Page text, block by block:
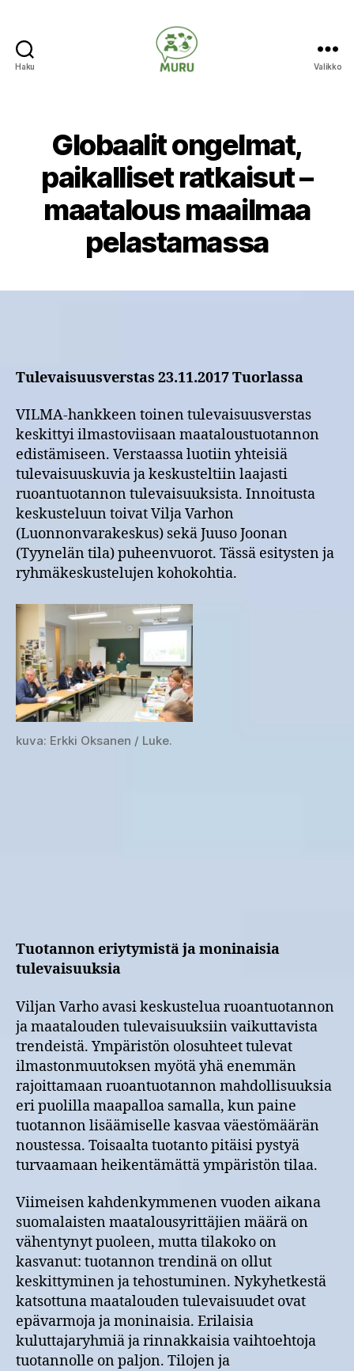
Haku Valikko
Globaalit ongelmat,
paikalliset ratkaisut –
maatalous maailmaa
pelastamassa
Tulevaisuusverstas 23.11.2017 Tuorlassa
VILMA-hankkeen toinen tulevaisuusverstas
keskittyi ilmastoviisaan maataloustuotannon
edistämiseen. Verstaassa luotiin yhteisiä
tulevaisuuskuvia ja keskusteltiin laajasti
ruoantuotannon tulevaisuuksista. Innoitusta
keskusteluun toivat Vilja Varhon
(Luonnonvarakeskus) sekä Juuso Joonan
(Tyynelän tila) puheenvuorot. Tässä esitysten ja
ryhmäkeskustelujen kohokohtia.
kuva: Erkki Oksanen / Luke.
Tuotannon eriytymistä ja moninaisia
tulevaisuuksia
Viljan Varho avasi keskustelua ruoantuotannon
ja maatalouden tulevaisuuksiin vaikuttavista
trendeistä. Ympäristön olosuhteet tulevat
ilmastonmuutoksen myötä yhä enemmän
rajoittamaan ruoantuotannon mahdollisuuksia
eri puolilla maapalloa samalla, kun paine
tuotannon lisäämiselle kasvaa väestömäärän
noustessa. Toisaalta tuotanto pitäisi pystyä
turvaamaan heikentämättä ympäristön tilaa.
Viimeisen kahdenkymmenen vuoden aikana
suomalaisten maatalousyrittäjien määrä on
vähentynyt puoleen, mutta tilakoko on
kasvanut: tuotannon trendinä on ollut
keskittyminen ja tehostuminen. Nykyhetkestä
katsottuna maatalouden tulevaisuudet ovat
epävarmoja ja moninaisia. Erilaisia
kuluttajaryhmiä ja rinnakkaisia vaihtoehtoja
tuotannolle on paljon. Tilojen ja